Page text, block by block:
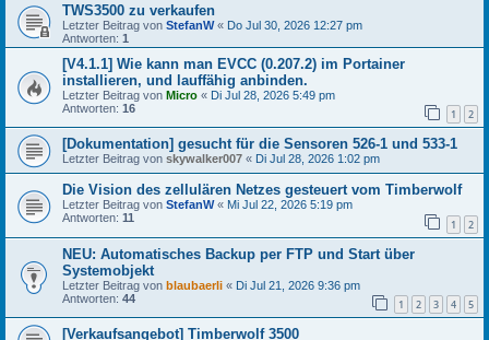
TWS3500 zu verkaufen
Letzter Beitrag von StefanW« Do Jul 30, 2026 12:27 pm
Antworten: 1
[V4.1.1] Wie kann man EVCC (0.207.2) im Portainer
installieren, und lauffähig anbinden.
Letzter Beitrag von Micro « Di Jul 28, 2026 5:49 pm
Antworten: 16 1 2
[Dokumentation] gesucht für die Sensoren 526-1 und 533-1
Letzter Beitrag von skywalker007 « Di Jul 28, 2026 1:02 pm
Die Vision des zellulären Netzes gesteuert vom Timberwolf
Letzter Beitrag von StefanW« Mi Jul 22, 2026 5:19 pm
Antworten: 11 1 2
NEU: Automatisches Backup per FTP und Start über
Systemobjekt
Letzter Beitrag von blaubaerli « Di Jul 21, 2026 9:36 pm
Antworten: 44 1 2 3 4 5
[Verkaufsangebot] Timberwolf 3500